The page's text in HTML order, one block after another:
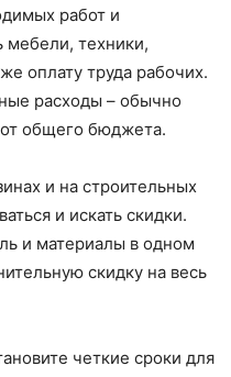
работ и
мебели, техники,
оплату труда рабочих.
расходы – обычно
общего бюджета.
и на строительных
и искать скидки.
и материалы в одном
скидку на весь
четкие сроки для